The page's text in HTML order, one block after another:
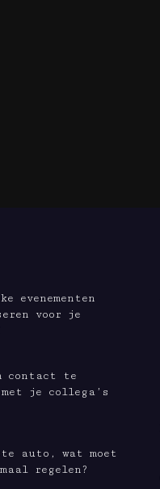
evenementen
voor je
contact te
met je collega’s
auto, wat moet
regelen?